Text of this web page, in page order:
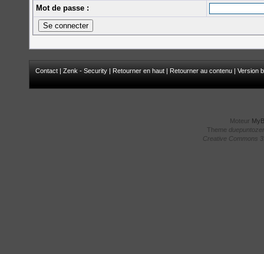
Mot de passe :
Contact | Zenk - Security | Retourner en haut | Retourner au contenu | Version
Moteur
Theme
Creative Commons